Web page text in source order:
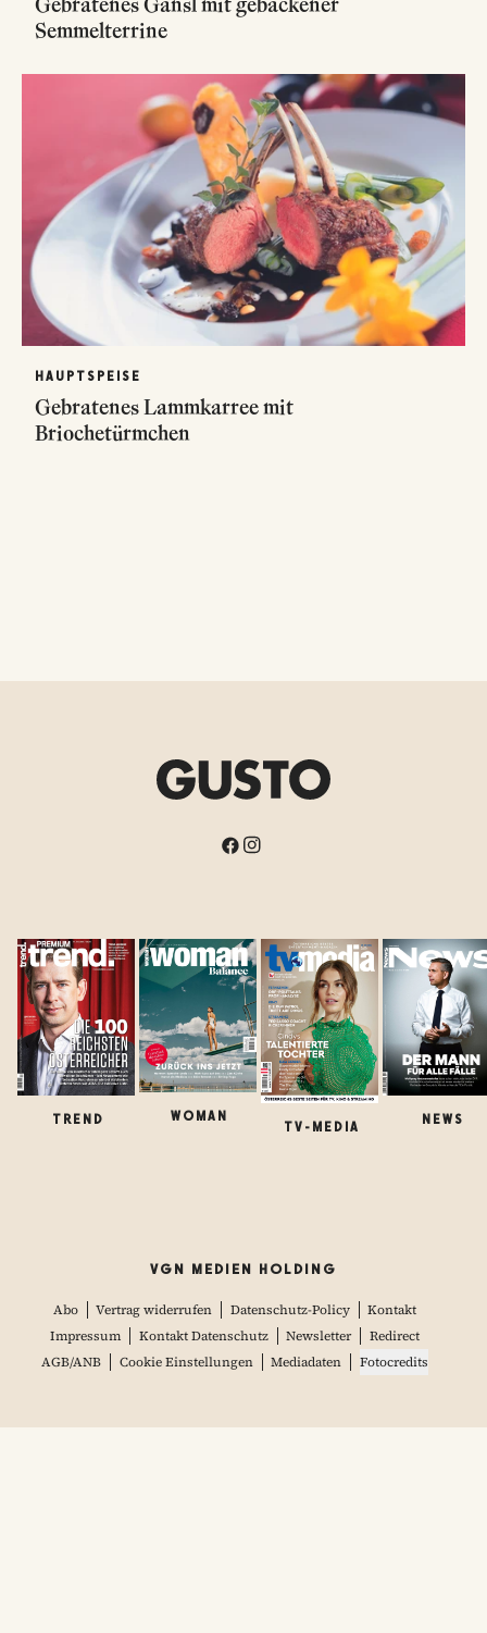
Semmelterrine
HAUPTSPEISE
Gebratenes Lammkarree mit
Briochetürmchen
TREND WOMAN
TV-MEDIA
NEWS
VGN MEDIEN HOLDING
Abo Vertrag widerrufen Datenschutz-Policy
Kontakt
Impressum
Kontakt Datenschutz Newsletter
Redirect
AGB/ANB
Cookie Einstellungen Mediadaten Fotocredits